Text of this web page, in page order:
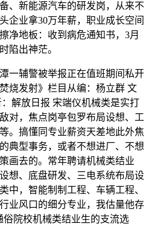
、新能源汽车的研发岗，从来不
企业拿30万年薪，职业成长空间
净地板：收到病危通知书，3月
陷出神茫。
辅警被举报正在值班期间私开
烧发射》栏目从编：杨立群 文
解放日报 宋端仪机械类是实打
对，焦点岗亭包罗布局设想、工
。搞懂同专业薪资天差地此外焦
典型事务，或者不想进厂、不想
画去的。常年聘请机械类结业
想、底盘研发、三电系统布局设
中，智能制制工程、车辆工程、
业风口的细分专业，我估量他存
俗院校机械类结业生的支流选